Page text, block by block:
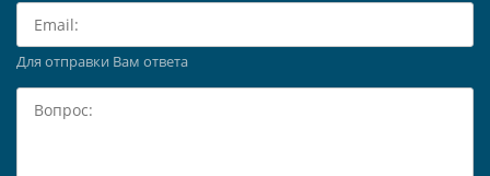
Для отправки Вам ответа